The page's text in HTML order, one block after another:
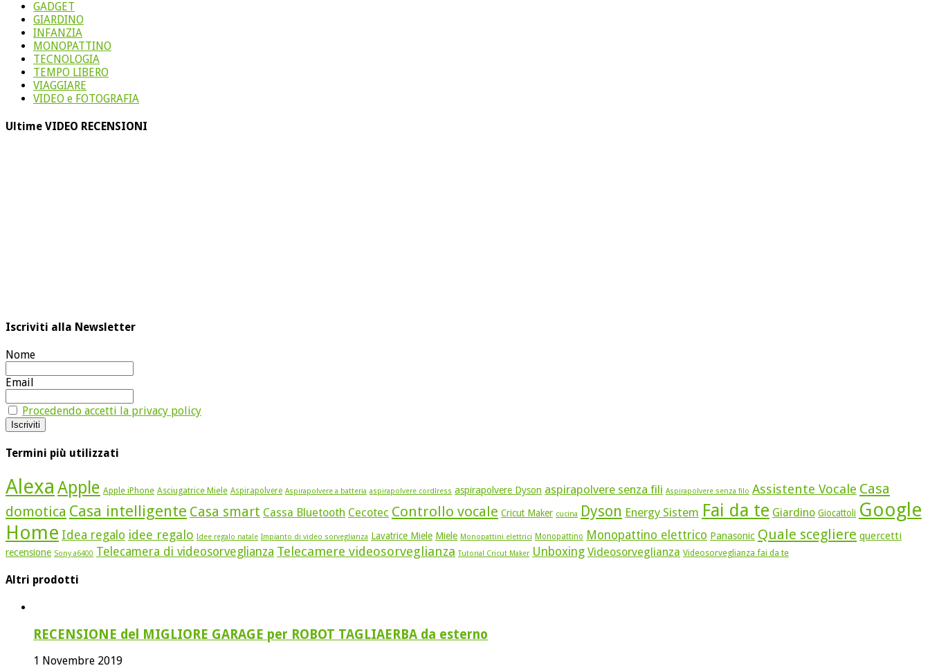
GADGET
GIARDINO
INFANZIA
MONOPATTINO
TECNOLOGIA
TEMPO LIBERO
VIAGGIARE
VIDEO e FOTOGRAFIA
Ultime VIDEO RECENSIONI
Iscriviti alla Newsletter
Nome
Email
Procedendo accetti la privacy policy
Termini più utilizzati
Alexa Apple Apple iPhone Asciugatrice Miele Aspirapolvere Aspirapolvere a batteria aspirapolvere cordlress aspirapolvere Dyson aspirapolvere senza fili Aspirapolvere senza filo Assistente Vocale Casa
domotica Casa intelligente Casa smart Cassa Bluetooth Cecotec Controllo vocale Cricut Maker cucina Dyson Energy Sistem Fai da te Giardino Giocattoli Google
Home Idea regalo idee regalo Idee regalo natale Impianto di video sorveglianza Lavatrice Miele Miele Monopattini elettrici Monopattino Monopattino elettrico Panasonic Quale scegliere quercetti
recensione Sony a6400 Telecamera di videosorveglianza Telecamere videosorveglianza Tutorial Cricut Maker Unboxing Videosorveglianza Videosorveglianza fai da te
Altri prodotti
RECENSIONE del MIGLIORE GARAGE per ROBOT TAGLIAERBA da esterno
1 Novembre 2019